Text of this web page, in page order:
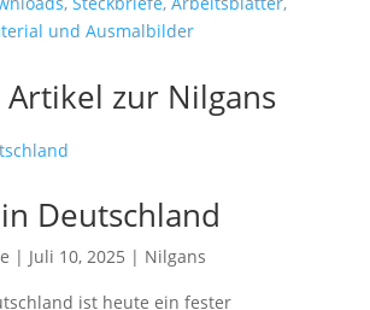
zur Nilgans
Deutschland
| Juli 10, 2025 | Nilgans
ist heute ein fester